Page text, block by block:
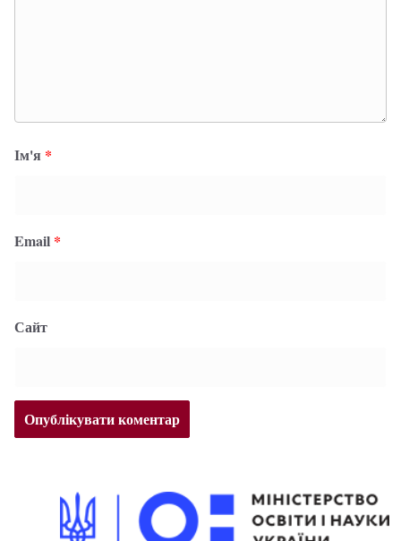
Ім'я *
Email *
Сайт